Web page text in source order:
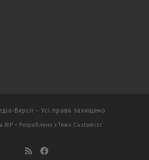
Версії – Усі права захищено
WP – Розроблено з Тема Customizr